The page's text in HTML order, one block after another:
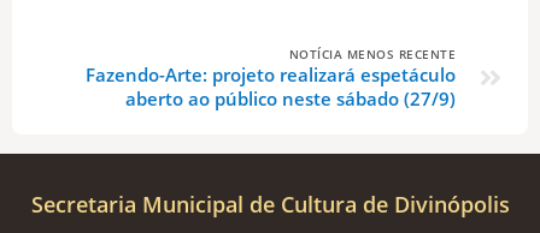
NOTÍCIA MENOS RECENTE
Fazendo-Arte: projeto realizará espetáculo
aberto ao público neste sábado (27/9)
Secretaria Municipal de Cultura de Divinópolis